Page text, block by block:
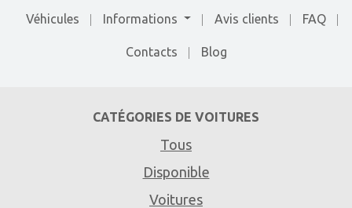
Véhicules Informations Avis clients FAQ
Contacts Blog
CATÉGORIES DE VOITURES
Tous
Disponible
Voitures